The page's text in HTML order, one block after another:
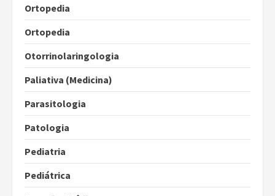
Ortopedia
Ortopedia
Otorrinolaringologia
Paliativa (Medicina)
Parasitologia
Patologia
Pediatria
Pediátrica